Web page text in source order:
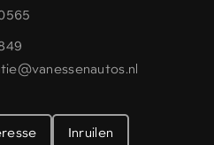
Inruilen